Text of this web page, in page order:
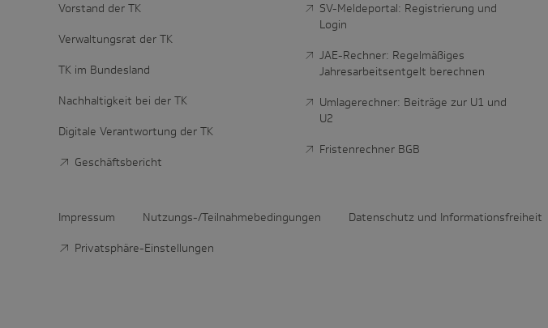
Vorstand der TK
Verwaltungsrat der TK
TK im Bundesland
Nachhaltigkeit bei der TK
Digitale Verantwortung der TK
Geschäftsbericht
SV-Meldeportal: Registrierung und
Login
JAE-Rechner: Regelmäßiges
Jahresarbeitsentgelt berechnen
Umlagerechner: Beiträge zur U1 und
U2
Fristenrechner BGB
Impressum Nutzungs-/Teilnahmebedingungen Datenschutz und Informationsfreiheit
Privatsphäre-Einstellungen